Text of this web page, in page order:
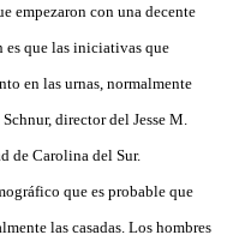
empezaron con una decente
que las iniciativas que
en las urnas, normalmente
director del Jesse M.
de Carolina del Sur.
que es probable que
las casadas. Los hombres